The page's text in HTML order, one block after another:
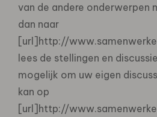
van de andere onderwerpen
dan naar
[url]http://
lees de stellingen en
mogelijk om uw eigen
kan op
[url]http://